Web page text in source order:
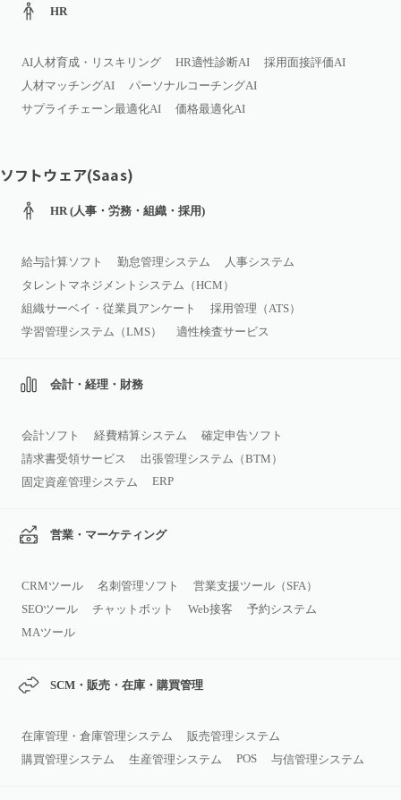
HR
AI人材育成・リスキリング HR適性診断AI
採用面接評価AI
人材マッチングAI
パーソナルコーチングAI
サプライチェーン最適化AI
価格最適化AI
ソフトウェア(Saas)
HR (人事・労務・組織・採用)
給与計算ソフト 勤怠管理システム
人事システム
タレントマネジメントシステム（HCM）
組織サーベイ・従業員アンケート
採用管理（ATS）
学習管理システム（LMS）
適性検査サービス
会計・経理・財務
会計ソフト 経費精算システム
確定申告ソフト
請求書受領サービス
出張管理システム（BTM）
固定資産管理システム
ERP
営業・マーケティング
CRMツール 名刺管理ソフト
営業支援ツール（SFA）
SEOツール
チャットボット Web接客
予約システム
MAツール
SCM・販売・在庫・購買管理
在庫管理・倉庫管理システム
販売管理システム
購買管理システム
生産管理システム POS 与信管理システム